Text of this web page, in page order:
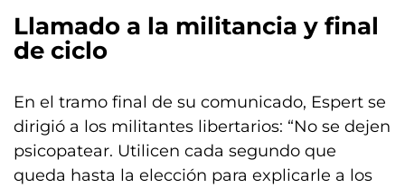
Llamado a la militancia y final
de ciclo
En el tramo final de su comunicado, Espert se
dirigió a los militantes libertarios: “No se dejen
psicopatear. Utilicen cada segundo que
queda hasta la elección para explicarle a los